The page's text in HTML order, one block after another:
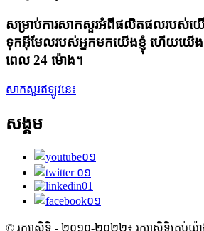
សម្រាប់ការសាកសួរអំពីផលិតផលរបស់យើ
ទុកអ៊ីមែលរបស់អ្នកមកយើងខ្ញុំ ហើយយើង
ពេល 24 ម៉ោង។
សាកសួរឥឡូវនេះ
សង្គម
© រក្សាសិទ្ធិ - ២០១០-២០២២៖ រក្សាសិទ្ធិគ្រប់យ៉